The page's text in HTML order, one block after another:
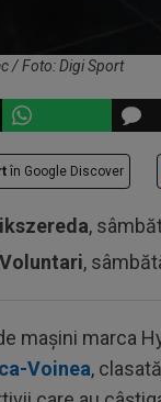
/ Foto: Digi Sport
în Google Discover
,
,
mașini marca
Voinea,